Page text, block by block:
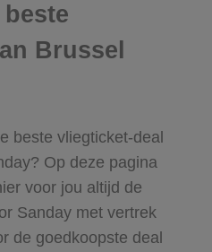
Brussel
beste vliegticket-deal
Op deze pagina
voor jou altijd de
Sanday met vertrek
de goedkoopste deal